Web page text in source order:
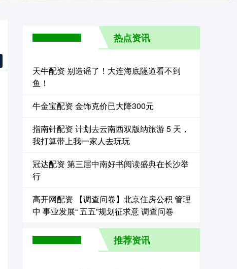
热点资讯
天牛配资 别造谣了！大连海底隧道看不到
鱼！
牛金宝配资 金饰克价已大降300元
指南针配资 计划去云南西双版纳旅游 5 天，
我打算带上我一家人去玩玩
冠达配资 第三届中南好书阅读盛典在长沙举
行
高开网配资 【调查问卷】北京住房公积 管理
中 事业发展“ 五五”规划征求意 调查问卷
推荐资讯